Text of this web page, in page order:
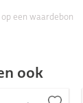
een waardebon
ook